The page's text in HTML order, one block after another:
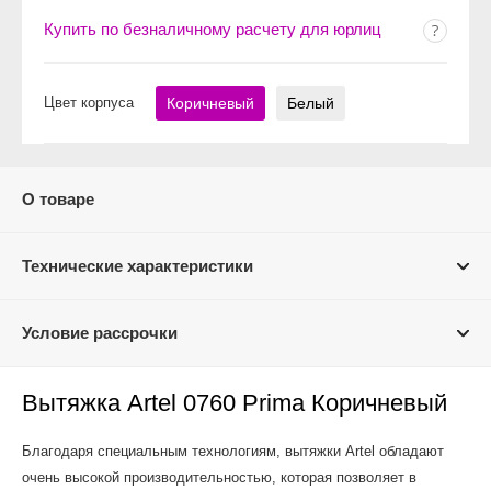
Купить по безналичному расчету для юрлиц
Цвет корпуса Коричневый Белый
О товаре
Технические характеристики
Условие рассрочки
Вытяжка Artel 0760 Prima Коричневый
Благодаря специальным технологиям, вытяжки Artel обладают
очень высокой производительностью, которая позволяет в